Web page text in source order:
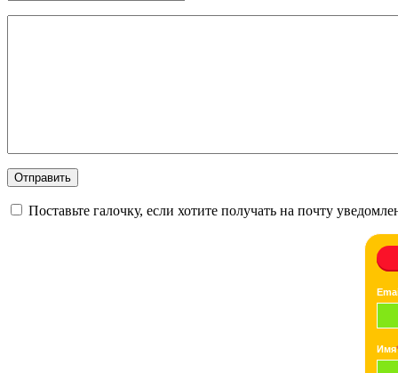
Поставьте галочку, если хотите получать на почту
Имя